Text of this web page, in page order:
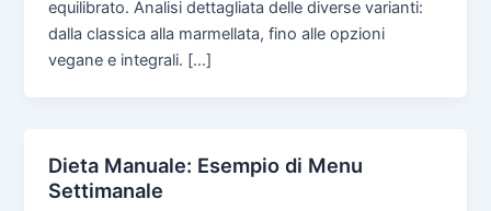
equilibrato. Analisi dettagliata delle diverse varianti:
dalla classica alla marmellata, fino alle opzioni
vegane e integrali. […]
Dieta Manuale: Esempio di Menu
Settimanale